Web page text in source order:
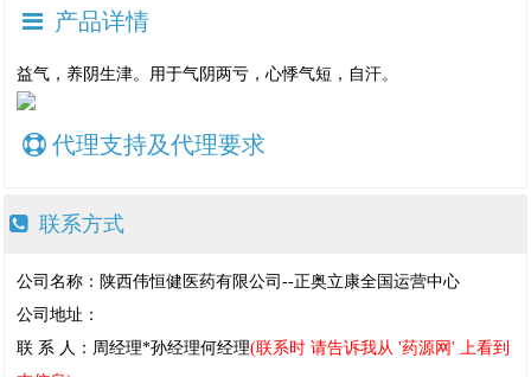
产品详情
益气，养阴生津。用于气阴两亏，心悸气短，自汗。
代理支持及代理要求
联系方式
公司名称：陕西伟恒健医药有限公司--正奥立康全国运营中心
公司地址：
联 系 人：周经理*孙经理何经理(联系时 请告诉我从 '药源网' 上看到